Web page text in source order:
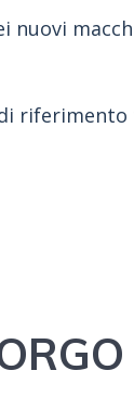
nuovi
riferimento